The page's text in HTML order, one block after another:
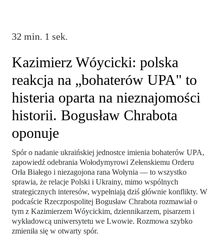
32 min. 1 sek.
Kazimierz Wóycicki: polska
reakcja na „bohaterów UPA" to
histeria oparta na nieznajomości
historii. Bogusław Chrabota
oponuje
Spór o nadanie ukraińskiej jednostce imienia bohaterów UPA,
zapowiedź odebrania Wołodymyrowi Zełenskiemu Orderu
Orła Białego i niezagojona rana Wołynia — to wszystko
sprawia, że relacje Polski i Ukrainy, mimo wspólnych
strategicznych interesów, wypełniają dziś głównie konflikty. W
podcaście Rzeczpospolitej Bogusław Chrabota rozmawiał o
tym z Kazimierzem Wóycickim, dziennikarzem, pisarzem i
wykładowcą uniwersytetu we Lwowie. Rozmowa szybko
zmieniła się w otwarty spór.